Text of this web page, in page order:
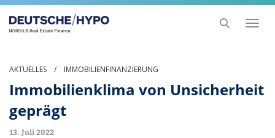
Toggle
AKTUELLES / IMMOBILIENFINANZIERUNG
Immobilienklima von Unsicherheit
geprägt
13. Juli 2022